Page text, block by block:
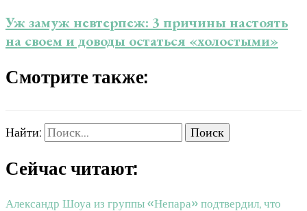
Уж замуж невтерпеж: 3 причины настоять
на своем и доводы остаться «холостыми»
Смотрите также:
Найти:
Сейчас читают:
Александр Шоуа из группы «Непара» подтвердил, что